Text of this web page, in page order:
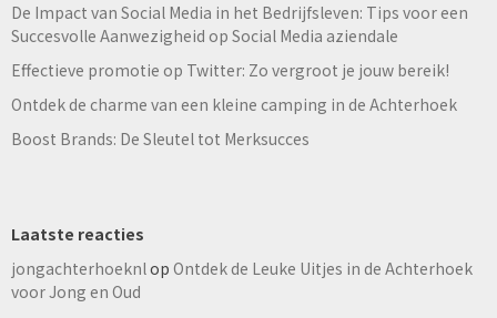
De Impact van Social Media in het Bedrijfsleven: Tips voor een
Succesvolle Aanwezigheid op Social Media aziendale
Effectieve promotie op Twitter: Zo vergroot je jouw bereik!
Ontdek de charme van een kleine camping in de Achterhoek
Boost Brands: De Sleutel tot Merksucces
Laatste reacties
jongachterhoeknlop Ontdek de Leuke Uitjes in de Achterhoek
voor Jong en Oud